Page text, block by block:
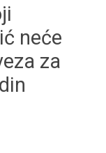
neće
za